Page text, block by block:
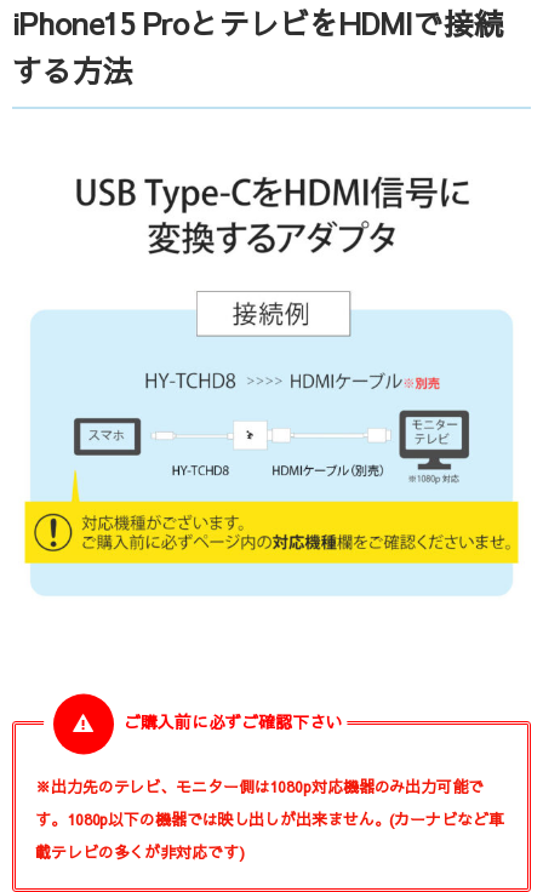
iPhone15 ProとテレビをHDMIで接続
する方法
ご購入前に必ずご確認下さい
※出力先のテレビ、モニター側は1080p対応機器のみ出力可能で
す。1080p以下の機器では映し出しが出来ません。(カーナビなど車
載テレビの多くが非対応です)